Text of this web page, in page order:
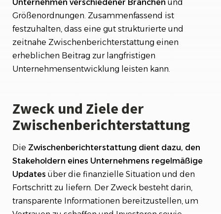
Unternehmen verschiedener Branchen und
Größenordnungen. Zusammenfassend ist
festzuhalten, dass eine gut strukturierte und
zeitnahe Zwischenberichterstattung einen
erheblichen Beitrag zur langfristigen
Unternehmensentwicklung leisten kann.
Zweck und Ziele der
Zwischenberichterstattung
Die Zwischenberichterstattung dient dazu, den
Stakeholdern eines Unternehmens regelmäßige
Updates über die finanzielle Situation und den
Fortschritt zu liefern. Der Zweck besteht darin,
transparente Informationen bereitzustellen, um